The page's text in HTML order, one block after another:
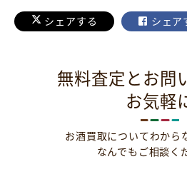
シェアする シェア
無料査定とお問
お気軽
お酒買取についてわから
なんでもご相談く